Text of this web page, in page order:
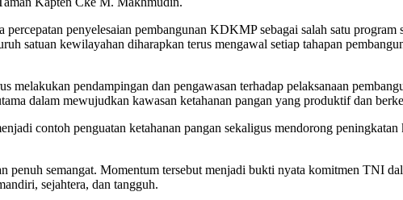
penyelesaian pembangunan KDKMP sebagai salah satu
satuan kewilayahan diharapkan terus mengawal setiap tahapan
melakukan pendampingan dan pengawasan terhadap pelaksanaan
dalam mewujudkan kawasan ketahanan pangan yang produktif dan
contoh penguatan ketahanan pangan sekaligus mendorong
penuh semangat. Momentum tersebut menjadi bukti nyata komitmen TNI
sejahtera, dan tangguh.